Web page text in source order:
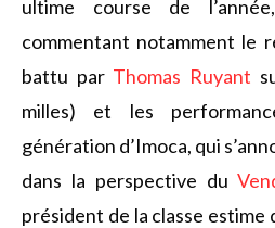
ultime course de
commentant notamment le
battu par Thomas Ruyant
milles) et les
génération d’Imoca, qui
dans la perspective du
président de la classe estime